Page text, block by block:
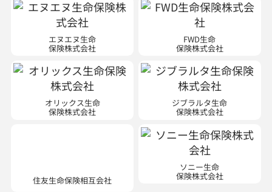
エヌエヌ生命
保険株式会社
FWD生命
保険株式会社
オリックス生命
保険株式会社
ジブラルタ生命
保険株式会社
ソニー生命
保険株式会社